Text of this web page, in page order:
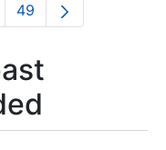
Pages Use
Page
49